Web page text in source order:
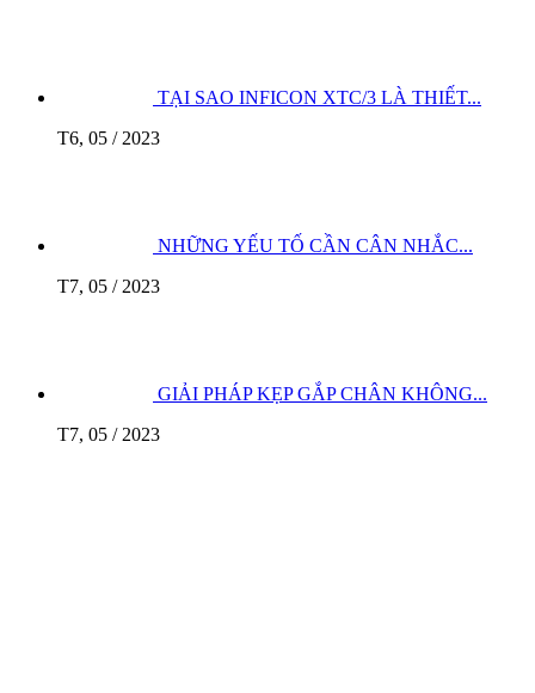
TẠI SAO INFICON XTC/3 LÀ THIẾT...
T6, 05 / 2023
NHỮNG YẾU TỐ CẦN CÂN NHẮC...
T7, 05 / 2023
GIẢI PHÁP KẸP GẮP CHÂN KHÔNG...
T7, 05 / 2023